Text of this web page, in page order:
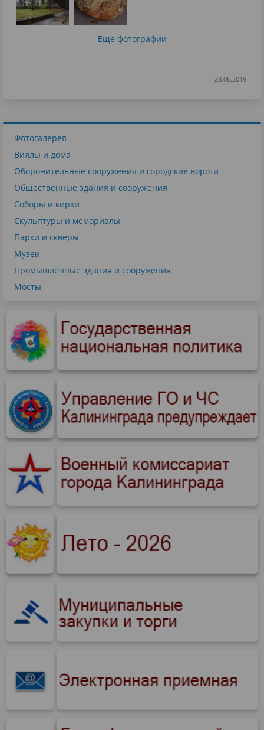
Еще фотографии
28.06.2019
Фотогалерея
Виллы и дома
Оборонительные сооружения и городские ворота
Общественные здания и сооружения
Соборы и кирхи
Скульптуры и мемориалы
Парки и скверы
Музеи
Промышленные здания и сооружения
Мосты